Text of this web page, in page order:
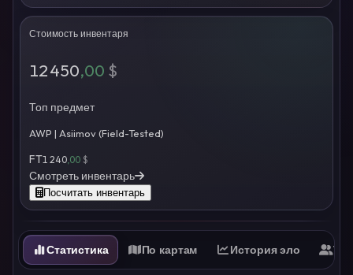
Стоимость инвентаря
12 450,00 $
Топ предмет
AWP | Asiimov (Field-Tested)
FT1 240,00 $
Смотреть инвентарь
Посчитать инвентарь
Статистика По картам История эло